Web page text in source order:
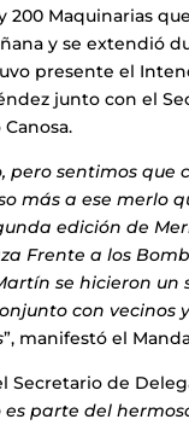
200 Maquinarias
y se extendió
presente el
junto con el
pero sentimos que
más a ese merlo
edición de
Frente a los
se hicieron un
con vecinos y
”, manifestó el
Secretario de
es parte del